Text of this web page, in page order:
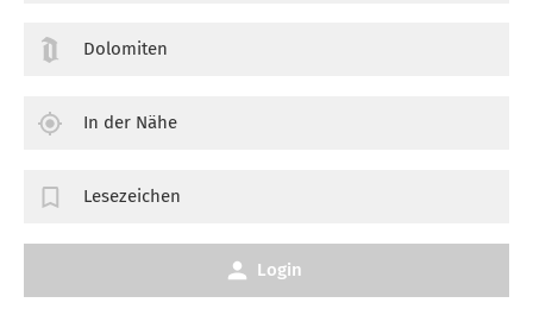
Dolomiten
In der Nähe
Lesezeichen
Login